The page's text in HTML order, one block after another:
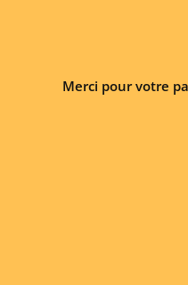
Merci pour votre